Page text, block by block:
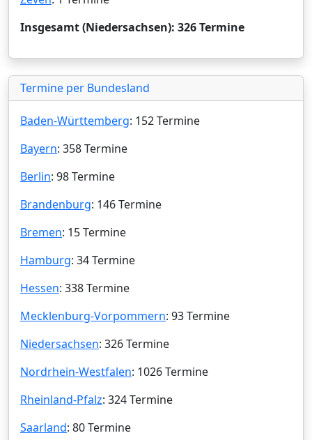
Insgesamt (Niedersachsen): 326 Termine
Termine per Bundesland
Baden-Württemberg: 152 Termine
Bayern: 358 Termine
Berlin: 98 Termine
Brandenburg: 146 Termine
Bremen: 15 Termine
Hamburg: 34 Termine
Hessen: 338 Termine
Mecklenburg-Vorpommern: 93 Termine
Niedersachsen: 326 Termine
Nordrhein-Westfalen: 1026 Termine
Rheinland-Pfalz: 324 Termine
Saarland: 80 Termine